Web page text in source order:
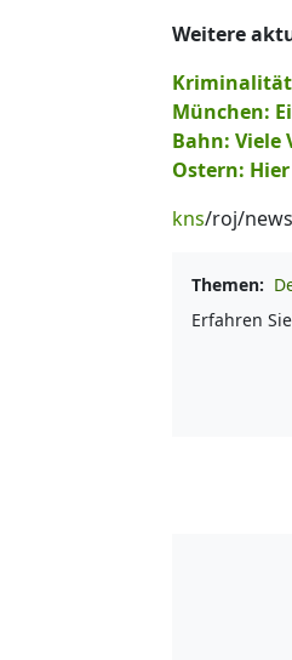
Weitere
München:
Bahn: Viele
Ostern:
kns/roj/
Themen:
Erfahren